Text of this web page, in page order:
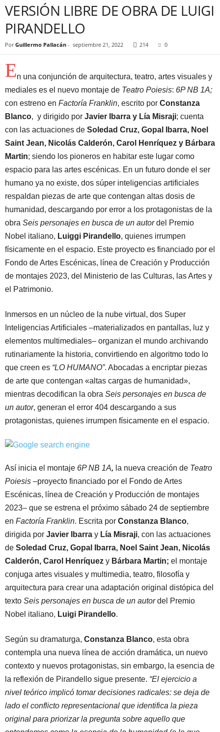
VERSIÓN LIBRE DE OBRA DE LUIGI
PIRANDELLO
Por Guillermo Pallacán - septiembre 21, 2022 214 0
En una conjunción de arquitectura, teatro, artes visuales y
mediales es el nuevo montaje de Teatro Poiesis: 6P NB 1A;
con estreno en Factoría Franklin, escrito por Constanza
Blanco, y dirigido por Javier Ibarra y Lía Misraji; cuenta
con las actuaciones de Soledad Cruz, Gopal Ibarra, Noel
Saint Jean, Nicolás Calderón, Carol Henríquez y Bárbara
Martin; siendo los pioneros en habitar este lugar como
espacio para las artes escénicas. En un futuro donde el ser
humano ya no existe, dos súper inteligencias artificiales
respaldan piezas de arte que contengan altas dosis de
humanidad, descargando por error a los protagonistas de la
obra Seis personajes en busca de un autordel Premio
Nobel italiano, Luiggi Pirandello, quienes irrumpen
físicamente en el espacio. Este proyecto es financiado por el
Fondo de Artes Escénicas, línea de Creación y Producción
de montajes 2023, del Ministerio de las Culturas, las Artes y
el Patrimonio.
Inmersos en un núcleo de la nube virtual, dos Super
Inteligencias Artificiales –materializados en pantallas, luz y
elementos multimediales– organizan el mundo archivando
rutinariamente la historia, convirtiendo en algoritmo todo lo
que creen es “LO HUMANO”. Abocadas a encriptar piezas
de arte que contengan «altas cargas de humanidad»,
mientras decodifican la obra Seis personajes en busca de
un autor, generan el error 404 descargando a sus
protagonistas, quienes irrumpen físicamente en el espacio.
Así inicia el montaje 6P NB 1A, la nueva creación de Teatro
Poiesis –proyecto financiado por el Fondo de Artes
Escénicas, línea de Creación y Producción de montajes
2023– que se estrena el próximo sábado 24 de septiembre
en Factoría Franklin. Escrita por Constanza Blanco,
dirigida por Javier Ibarra y Lía Misraji, con las actuaciones
de Soledad Cruz, Gopal Ibarra, Noel Saint Jean, Nicolás
Calderón, Carol Henríquez y Bárbara Martin; el montaje
conjuga artes visuales y multimedia, teatro, filosofía y
arquitectura para crear una adaptación original distópica del
texto Seis personajes en busca de un autor del Premio
Nobel italiano, Luigi Pirandello.
Según su dramaturga, Constanza Blanco, esta obra
contempla una nueva línea de acción dramática, un nuevo
contexto y nuevos protagonistas, sin embargo, la esencia de
la reflexión de Pirandello sigue presente. “El ejercicio a
nivel teórico implicó tomar decisiones radicales: se deja de
lado el conflicto representacional que identifica la pieza
original para priorizar la pregunta sobre aquello que